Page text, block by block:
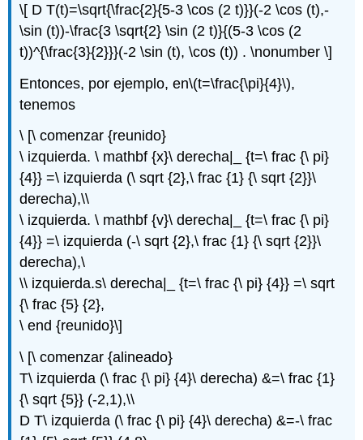
\[ D T(t)=\sqrt{\frac{2}{5-3 \cos (2 t)}}(-2 \cos (t),-
\sin (t))-\frac{3 \sqrt{2} \sin (2 t)}{(5-3 \cos (2
t))^{\frac{3}{2}}}(-2 \sin (t), \cos (t)) . \nonumber \]
Entonces, por ejemplo, en\(t=\frac{\pi}{4}\),
tenemos
\ [\ comenzar {reunido}
\ izquierda. \ mathbf {x}\ derecha|_ {t=\ frac {\ pi}
{4}} =\ izquierda (\ sqrt {2},\ frac {1} {\ sqrt {2}}\
derecha),\\
\ izquierda. \ mathbf {v}\ derecha|_ {t=\ frac {\ pi}
{4}} =\ izquierda (-\ sqrt {2},\ frac {1} {\ sqrt {2}}\
derecha),\
\\ izquierda.s\ derecha|_ {t=\ frac {\ pi} {4}} =\ sqrt
{\ frac {5} {2},
\ end {reunido}\]
\ [\ comenzar {alineado}
T\ izquierda (\ frac {\ pi} {4}\ derecha) &=\ frac {1}
{\ sqrt {5}} (-2,1),\\
D T\ izquierda (\ frac {\ pi} {4}\ derecha) &=-\ frac